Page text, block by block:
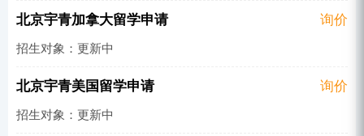
北京宇青加拿大留学申请 询价
招生对象：更新中
北京宇青美国留学申请 询价
招生对象：更新中